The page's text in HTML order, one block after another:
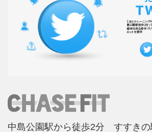
中島公園駅から徒歩2分 すすきの